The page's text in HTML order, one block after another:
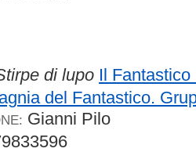
di lupo Il
del Fantastico.
Gianni Pilo